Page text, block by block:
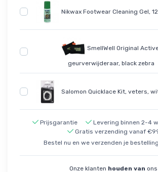
Nikwax Footwear Cleaning Gel,
SmellWell Original
geurverwijderaar, black zebra
Salomon Quicklace Kit, veters,
Prijsgarantie
Levering binnen 2-4
Gratis verzending vanaf
Bestel nu en we verzenden je
Onze klanten houden van ons